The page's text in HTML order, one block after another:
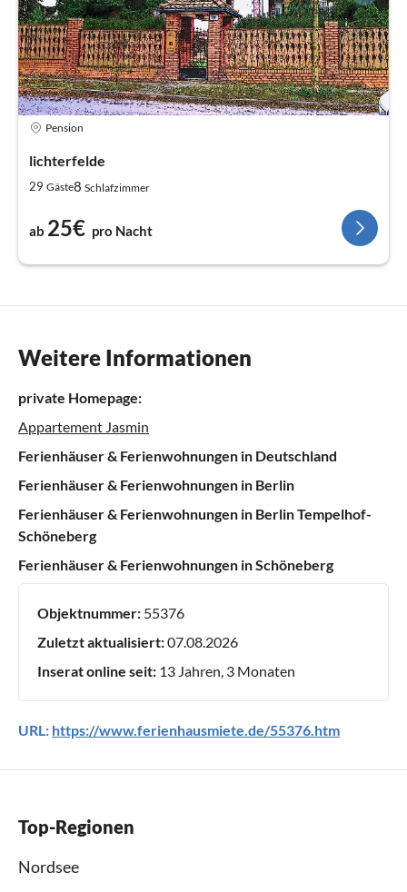
Pension
lichterfelde
29 Gäste8 Schlafzimmer
ab 25€ pro Nacht
Weitere Informationen
private Homepage:
Appartement Jasmin
Ferienhäuser & Ferienwohnungen in Deutschland
Ferienhäuser & Ferienwohnungen in Berlin
Ferienhäuser & Ferienwohnungen in Berlin Tempelhof-
Schöneberg
Ferienhäuser & Ferienwohnungen in Schöneberg
Objektnummer: 55376
Zuletzt aktualisiert:07.08.2026
Inserat online seit: 13 Jahren, 3 Monaten
URL: https://www.ferienhausmiete.de/55376.htm
Top-Regionen
Nordsee